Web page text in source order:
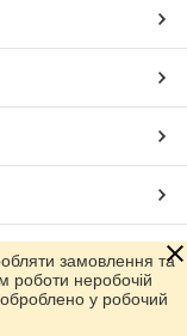
замовлення та
роботи неробочій
у робочий